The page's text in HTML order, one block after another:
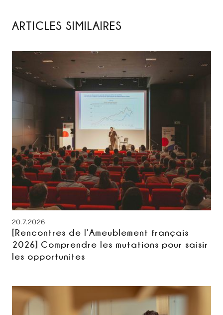
ARTICLES SIMILAIRES
20.7.2026
[Rencontres de l’Ameublement français
2026] Comprendre les mutations pour saisir
les opportunites